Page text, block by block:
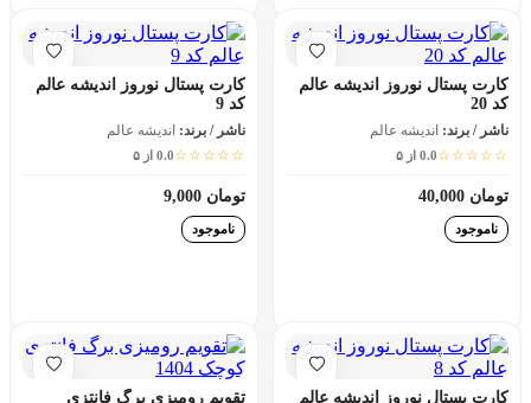
کارت پستال نوروز اندیشه عالم
کد 20
ناشر / برند: اندیشه عالم
☆☆☆☆☆0.0 از ۵
تومان 40,000
ناموجود
کارت پستال نوروز اندیشه عالم
کد 9
ناشر / برند: اندیشه عالم
☆☆☆☆☆0.0 از ۵
تومان 9,000
ناموجود
کارت پستال نوروز اندیشه عالم
تقویم رومیزی برگ فانتزی